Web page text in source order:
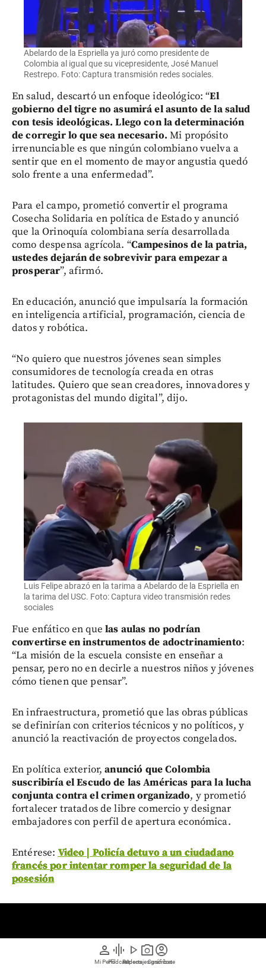
person
Mi Perfil
graphic_eq
Pódcast
play_arrow
Videos
photo_camera
Reportajes gráficos
account_circle
Suscríbete
Abelardo de la Espriella ya juró como presidente de
Colombia al igual que su vicepresidente, José Manuel
Restrepo. Foto: Captura transmisión redes sociales.
En salud, descartó un enfoque ideológico: “El
gobierno del tigre no asumirá el asunto de la salud
con tesis ideológicas. Llego con la determinación
de corregir lo que sea necesario. Mi propósito
irrenunciable es que ningún colombiano vuelva a
sentir que en el momento de mayor angustia quedó
solo frente a una enfermedad”.
Para el campo, prometió convertir el programa
Cosecha Solidaria en política de Estado y anunció
que la Orinoquía colombiana sería desarrollada
como despensa agrícola. “Campesinos de la patria,
ustedes dejarán de sobrevivir para empezar a
prosperar”, afirmó.
En educación, anunció que impulsaría la formación
en inteligencia artificial, programación, ciencia de
datos y robótica.
“No quiero que nuestros jóvenes sean simples
consumidores de tecnología creada en otras
latitudes. Quiero que sean creadores, innovadores y
protagonistas del mundo digital”, dijo.
Luis Felipe abrazó en la tarima a Abelardo de la Espriella en
la tarima del USC. Foto: Captura video transmisión redes
sociales
Fue enfático en que las aulas no podrían
convertirse en instrumentos de adoctrinamiento:
“La misión de la escuela consiste en enseñar a
pensar, pero no en decirle a nuestros niños y jóvenes
cómo tienen que pensar”.
En infraestructura, prometió que las obras públicas
se definirían con criterios técnicos y no políticos, y
anunció la reactivación de proyectos congelados.
En política exterior,anunció que Colombia
suscribiría el Escudo de las Américas para la lucha
conjunta contra el crimen organizado, y prometió
fortalecer tratados de libre comercio y designar
embajadores con perfil de apertura económica.
Entérese: Video | Policía detuvo a un ciudadano
francés por intentar romper la seguridad de la
posesión